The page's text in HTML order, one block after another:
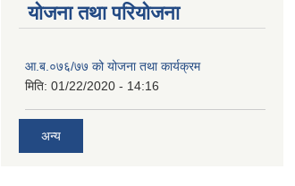
योजना तथा परियोजना
आ.ब.०७६/७७ को योजना तथा कार्यक्रम
मिति: 01/22/2020 - 14:16
अन्य